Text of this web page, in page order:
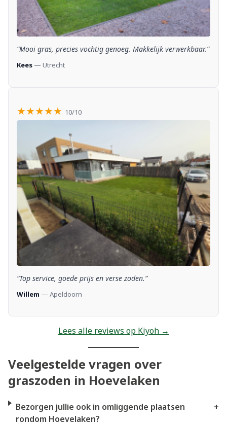
“Mooi gras, precies vochtig genoeg. Makkelijk verwerkbaar.”
Kees — Utrecht
★★★★★ 10/10
“Top service, goede prijs en verse zoden.”
Willem — Apeldoorn
Lees alle reviews op Kiyoh →
Veelgestelde vragen over
graszoden in Hoevelaken
Bezorgen jullie ook in omliggende plaatsen
rondom Hoevelaken?
+